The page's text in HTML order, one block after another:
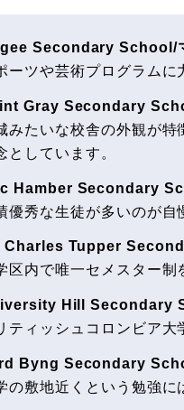
Secondary School/
ーツや芸術プログラムに
Gray Secondary
みたいな校舎の外観が
としています。
Hamber Secondary
優秀な生徒が多いのが
Tupper
区内で唯一セメスター制
Hill Secondary
ティッシュコロンビア大
Byng Secondary
の敷地近くという勉強に